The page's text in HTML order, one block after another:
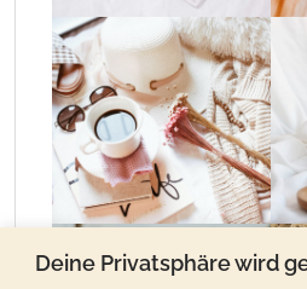
Deine Privatsphäre wird